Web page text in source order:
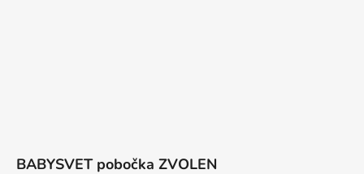
BABYSVET pobočka ZVOLEN